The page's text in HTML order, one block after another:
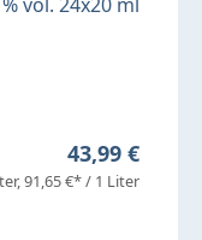
Regulärer
43,99 €
91,65 €* / 1 Liter